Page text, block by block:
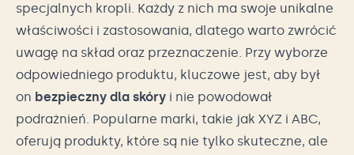
specjalnych kropli. Każdy z nich ma swoje unikalne
właściwości i zastosowania, dlatego warto zwrócić
uwagę na skład oraz przeznaczenie. Przy wyborze
odpowiedniego produktu, kluczowe jest, aby był
on bezpieczny dla skóry i nie powodował
podrażnień. Popularne marki, takie jak XYZ i ABC,
oferują produkty, które są nie tylko skuteczne, ale